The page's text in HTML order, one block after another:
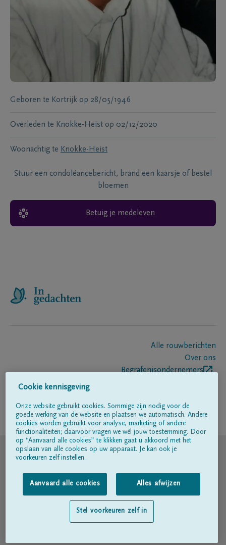
Geboren te Kortrijk op 28/05/1946
Overleden te Knokke-Heist op 02/12/2020
Woonachtig te Knokke-Heist
Stuur een condoléancebericht, brand een kaarsje of bestel
bloemen
Betuig je medeleven
Alle rouwberichten
Over ons
Begrafenisondernemers
Volg ons op
© DELA
Gebruiksvoorwaarden
Privacyverklaring
Toegankelijkheidsverklaring
Cookie kennisgeving
Onze website gebruikt cookies. Sommige zijn nodig voor de
goede werking van de website en plaatsen we automatisch. Andere
cookies worden gebruikt voor analyse, marketing of andere
functionaliteiten; daarvoor vragen we wél jouw toestemming. Door
op “Aanvaard alle cookies” te klikken gaat u akkoord met het
opslaan van alle cookies op uw apparaat. Je kan ook je
voorkeuren zelf instellen.
Aanvaard alle cookies Alles afwijzen
Stel voorkeuren zelf in